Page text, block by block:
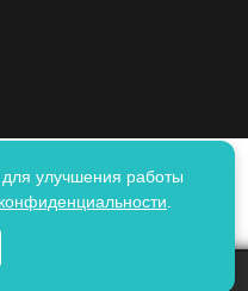
улучшения работы